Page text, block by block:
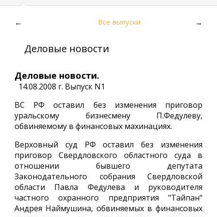
← Все выпуски →
Деловые новости
Деловые новости.
14.08.2008 г. Выпуск N1
ВС РФ оставил без изменения приговор
уральскому бизнесмену П.Федулеву,
обвиняемому в финансовых махинациях.
Верховный суд РФ оставил без изменения
приговор Свердловского областного суда в
отношении бывшего депутата
Законодательного собрания Свердловской
области Павла Федулева и руководителя
частного охранного предприятия "Тайпан"
Андрея Наймушина, обвиняемых в финансовых